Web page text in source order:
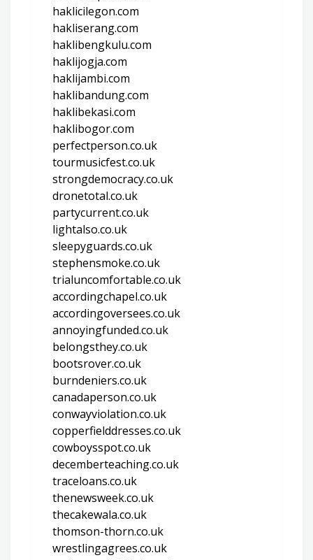
haklicilegon.com
hakliserang.com
haklibengkulu.com
haklijogja.com
haklijambi.com
haklibandung.com
haklibekasi.com
haklibogor.com
perfectperson.co.uk
tourmusicfest.co.uk
strongdemocracy.co.uk
dronetotal.co.uk
partycurrent.co.uk
lightalso.co.uk
sleepyguards.co.uk
stephensmoke.co.uk
trialuncomfortable.co.uk
accordingchapel.co.uk
accordingoversees.co.uk
annoyingfunded.co.uk
belongsthey.co.uk
bootsrover.co.uk
burndeniers.co.uk
canadaperson.co.uk
conwayviolation.co.uk
copperfielddresses.co.uk
cowboysspot.co.uk
decemberteaching.co.uk
traceloans.co.uk
thenewsweek.co.uk
thecakewala.co.uk
thomson-thorn.co.uk
wrestlingagrees.co.uk